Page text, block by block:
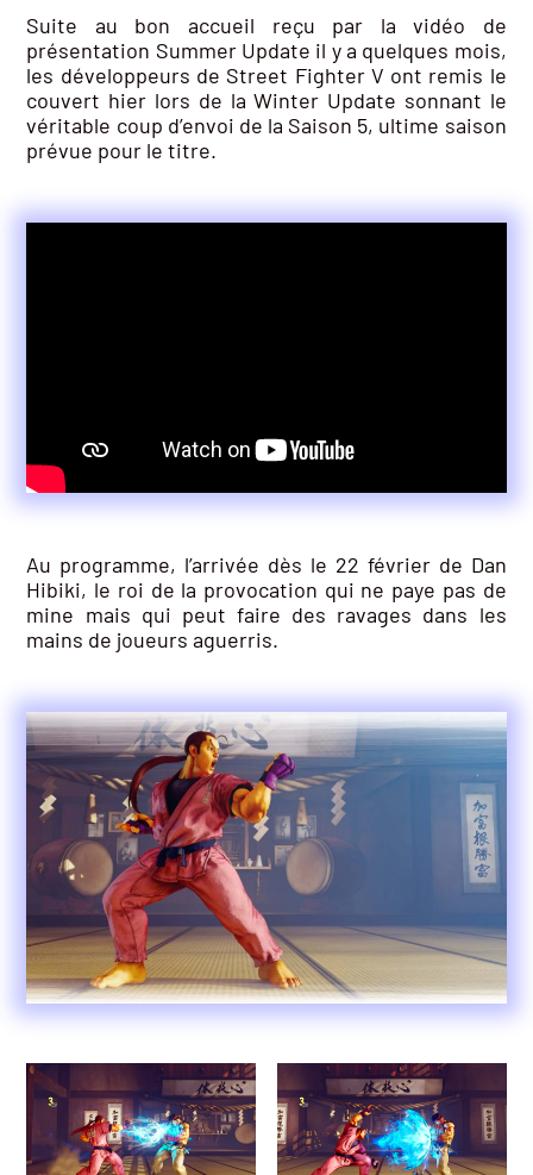
Suite au bon accueil reçu par la vidéo de
présentation Summer Update il y a quelques mois,
les développeurs de Street Fighter V ont remis le
couvert hier lors de la Winter Update sonnant le
véritable coup d’envoi de la Saison 5, ultime saison
prévue pour le titre.
Au programme, l’arrivée dès le 22 février de Dan
Hibiki, le roi de la provocation qui ne paye pas de
mine mais qui peut faire des ravages dans les
mains de joueurs aguerris.